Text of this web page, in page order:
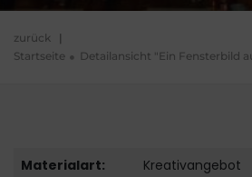
zurück |
Startseite
Detailansicht "Ein Fensterbild
Materialart:
Kreativangebot